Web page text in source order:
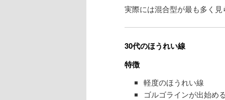
実際には混合型が最も多く
30代のほうれい線
特徴
軽度のほうれい線
ゴルゴラインが出始め